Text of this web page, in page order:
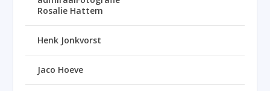
Rosalie Hattem
Henk Jonkvorst
Jaco Hoeve